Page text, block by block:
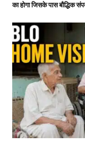
का होगा जिसके पास बौद्धिक